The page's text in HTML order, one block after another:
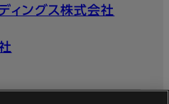
ィングス株式会社